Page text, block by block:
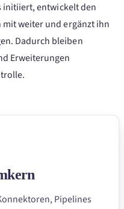
initiiert, entwickelt den
weiter und ergänzt ihn
Dadurch bleiben
Erweiterungen
Pipelines